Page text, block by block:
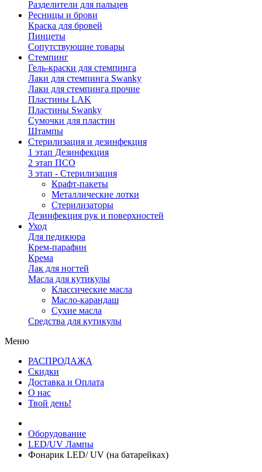
Разделители для пальцев
Ресницы и брови
Краска для бровей
Пинцеты
Сопутствующие товары
Стемпинг
Гель-краски для стемпинга
Лаки для стемпинга Swanky
Лаки для стемпинга прочие
Пластины LAK
Пластины Swanky
Сумочки для пластин
Штампы
Стерилизация и дезинфекция
1 этап Дезинфекция
2 этап ПСО
3 этап - Стерилизация
Крафт-пакеты
Металлические лотки
Стерилизаторы
Дезинфекция рук и поверхностей
Уход
Для педикюра
Крем-парафин
Крема
Лак для ногтей
Масла для кутикулы
Классические масла
Масло-карандаш
Сухие масла
Средства для кутикулы
Меню
РАСПРОДАЖА
Скидки
Доставка и Оплата
О нас
Твой день!
Оборудование
LED/UV Лампы
Фонарик LED/ UV (на батарейках)